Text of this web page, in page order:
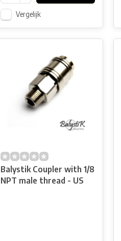
Vergelijk
Balystik Coupler with 1/8
NPT male thread - US